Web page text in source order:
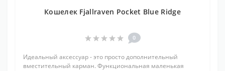
Кошелек Fjallraven Pocket Blue Ridge
0
Идеальный аксессуар - это просто дополнительный
вместительный карман. Функциональная маленькая